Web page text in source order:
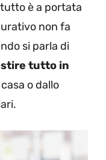
è a portata
non fa
si parla di
tutto in
o dallo